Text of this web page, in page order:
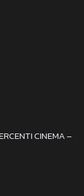
CINEMA –